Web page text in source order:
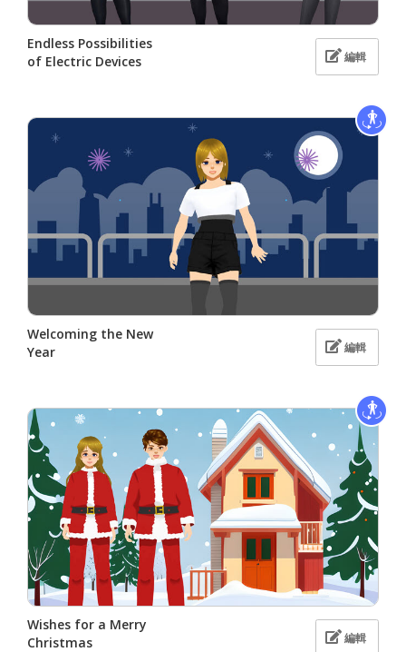
Endless Possibilities
of Electric Devices
編輯
Welcoming the New
Year
編輯
Wishes for a Merry
Christmas
編輯